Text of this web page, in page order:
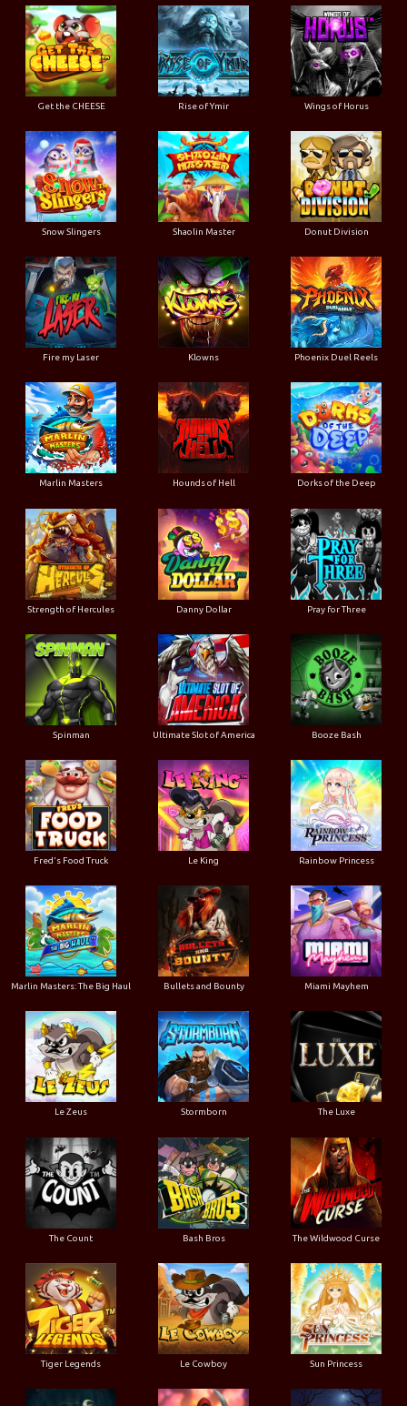
Get the CHEESE Rise of Ymir Wings of Horus
Snow Slingers Shaolin Master Donut Division
Fire my Laser Klowns Phoenix Duel Reels
Marlin Masters Hounds of Hell Dorks of the Deep
Strength of Hercules Danny Dollar Pray for Three
Spinman Ultimate Slot of America Booze Bash
Fred's Food Truck Le King Rainbow Princess
Marlin Masters: The Big Haul Bullets and Bounty Miami Mayhem
Le Zeus Stormborn The Luxe
The Count Bash Bros The Wildwood Curse
Tiger Legends Le Cowboy Sun Princess